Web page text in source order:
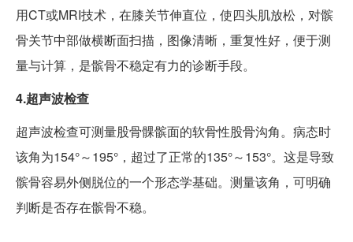
用CT或MRI技术，在膝关节伸直位，使四头肌放松，对髌
骨关节中部做横断面扫描，图像清晰，重复性好，便于测
量与计算，是髌骨不稳定有力的诊断手段。
4.超声波检查
超声波检查可测量股骨髁髌面的软骨性股骨沟角。病态时
该角为154°～195°，超过了正常的135°～153°。这是导致
髌骨容易外侧脱位的一个形态学基础。测量该角，可明确
判断是否存在髌骨不稳。